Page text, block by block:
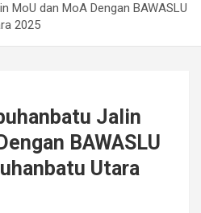
MoU dan MoA Dengan BAWASLU
2025
Jalin
BAWASLU
Utara